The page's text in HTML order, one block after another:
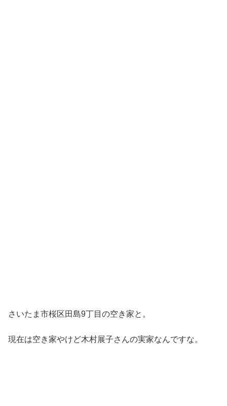
さいたま市桜区田島9丁目の空き家と。
現在は空き家やけど木村展子さんの実家なんですな。